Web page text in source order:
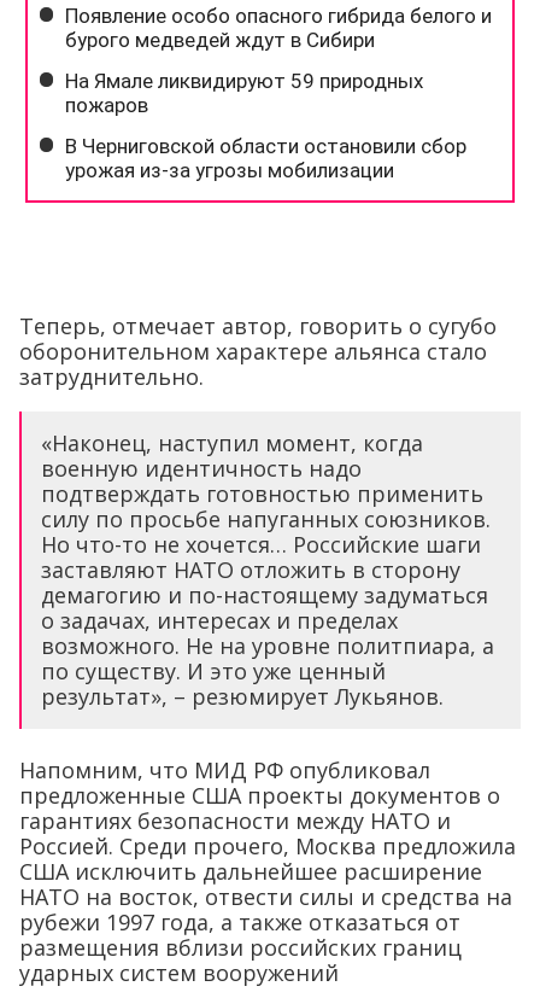
Теперь, отмечает автор, говорить о сугубо
оборонительном характере альянса стало
затруднительно.
«Наконец, наступил момент, когда
военную идентичность надо
подтверждать готовностью применить
силу по просьбе напуганных союзников.
Но что-то не хочется… Российские шаги
заставляют НАТО отложить в сторону
демагогию и по-настоящему задуматься
о задачах, интересах и пределах
возможного. Не на уровне политпиара, а
по существу. И это уже ценный
результат», – резюмирует Лукьянов.
Напомним, что МИД РФ опубликовал
предложенные США проекты документов о
гарантиях безопасности между НАТО и
Россией. Среди прочего, Москва предложила
США исключить дальнейшее расширение
НАТО на восток, отвести силы и средства на
рубежи 1997 года, а также отказаться от
размещения вблизи российских границ
ударных систем вооружений